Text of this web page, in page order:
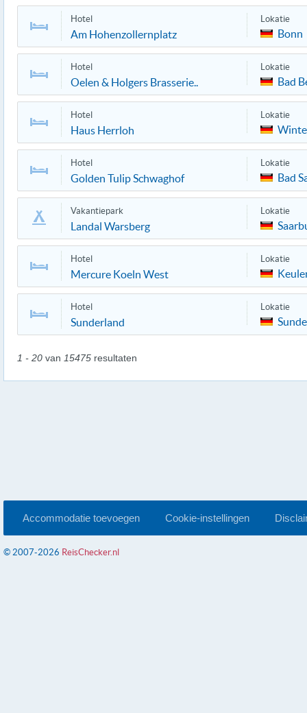
Hotel
Am Hohenzollernplatz
Lokatie
Bonn
Hotel
Oelen & Holgers Brasserie..
Lokatie
Bad
Hotel
Haus Herrloh
Lokatie
Hotel
Golden Tulip Schwaghof
Lokatie
Bad
Vakantiepark
Landal Warsberg
Lokatie
Hotel
Mercure Koeln West
Lokatie
Hotel
Sunderland
Lokatie
1 - 20 van 15475 resultaten
Accommodatie toevoegen Cookie-instellingen
© 2007-2026 ReisChecker.nl